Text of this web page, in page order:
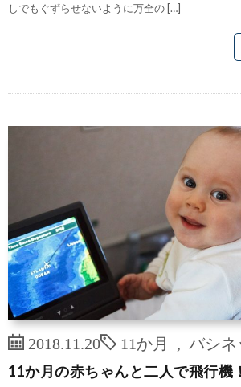
しでもぐずらせないように万全の […]
2018.11.20 11か月 バシネ
11か月の赤ちゃんと二人で飛行機